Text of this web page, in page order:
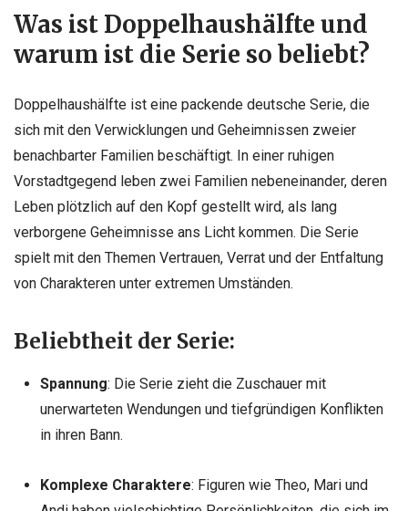
Was ist Doppelhaushälfte und
warum ist die Serie so beliebt?
Doppelhaushälfte ist eine packende deutsche Serie, die
sich mit den Verwicklungen und Geheimnissen zweier
benachbarter Familien beschäftigt. In einer ruhigen
Vorstadtgegend leben zwei Familien nebeneinander, deren
Leben plötzlich auf den Kopf gestellt wird, als lang
verborgene Geheimnisse ans Licht kommen. Die Serie
spielt mit den Themen Vertrauen, Verrat und der Entfaltung
von Charakteren unter extremen Umständen.
Beliebtheit der Serie:
Spannung: Die Serie zieht die Zuschauer mit
unerwarteten Wendungen und tiefgründigen Konflikten
in ihren Bann.
Komplexe Charaktere: Figuren wie Theo, Mari und